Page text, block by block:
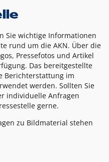
Sie wichtige Informationen
rund um die AKN. Über die
Pressefotos und Artikel
Das bereitgestellte
Berichterstattung im
werden. Sollten Sie
individuelle Anfragen
gerne.
zu Bildmaterial stehen